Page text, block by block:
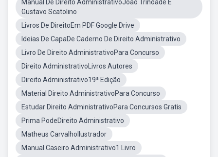
Manual De Direito AdministrativoJoão Trindade E
Gustavo Scatolino
Livros De DireitoEm PDF Google Drive
Ideias De CapaDe Caderno De Direito Administrativo
Livro De Direito AdministrativoPara Concurso
Direito AdministrativoLivros Autores
Direito Administrativo19ª Edição
Material Direito AdministrativoPara Concurso
Estudar Direito AdministrativoPara Concursos Gratis
Prima PodeDireito Administrativo
Matheus CarvalhoIlustrador
Manual Caseiro Administrativo1 Livro